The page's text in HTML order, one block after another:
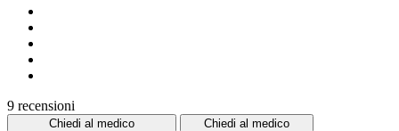
9 recensioni
Chiedi al medico Chiedi al medico